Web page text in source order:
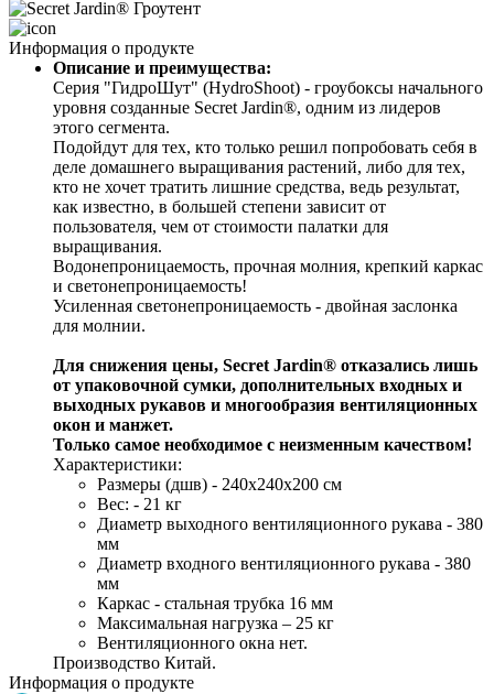
Информация о продукте
Описание и преимущества:
Серия "ГидроШут" (HydroShoot) - гроубоксы начального
уровня созданные Secret Jardin®, одним из лидеров
этого сегмента.
Подойдут для тех, кто только решил попробовать себя в
деле домашнего выращивания растений, либо для тех,
кто не хочет тратить лишние средства, ведь результат,
как известно, в большей степени зависит от
пользователя, чем от стоимости палатки для
выращивания.
Водонепроницаемость, прочная молния, крепкий каркас
и светонепроницаемость!
Усиленная светонепроницаемость - двойная заслонка
для молнии.
Для снижения цены, Secret Jardin® отказались лишь
от упаковочной сумки, дополнительных входных и
выходных рукавов и многообразия вентиляционных
окон и манжет.
Только самое необходимое с неизменным качеством!
Характеристики:
Размеры (дшв) - 240х240х200 см
Вес: - 21 кг
Диаметр выходного вентиляционного рукава - 380
мм
Диаметр входного вентиляционного рукава - 380
мм
Каркас - стальная трубка 16 мм
Максимальная нагрузка – 25 кг
Вентиляционного окна нет.
Производство Китай.
Информация о продукте